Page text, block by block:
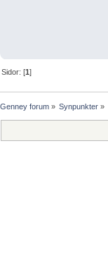
Sidor: [1]
Genney forum » Synpunkter »